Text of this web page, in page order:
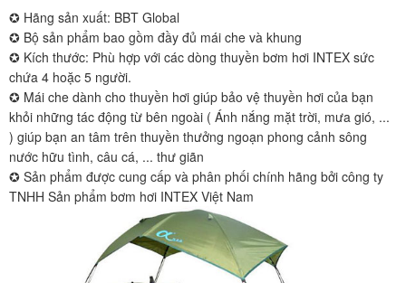
✪ Hãng sản xuất: BBT Global
✪ Bộ sản phẩm bao gồm đầy đủ mái che và khung
✪ Kích thước: Phù hợp với các dòng thuyền bơm hơi INTEX sức
chứa 4 hoặc 5 người.
✪ Mái che dành cho thuyền hơi giúp bảo vệ thuyền hơi của bạn
khỏi những tác động từ bên ngoài ( Ánh nắng mặt trời, mưa gió, ...
) giúp bạn an tâm trên thuyền thưởng ngoạn phong cảnh sông
nước hữu tình, câu cá, ... thư giãn
✪ Sản phẩm được cung cấp và phân phối chính hãng bởi công ty
TNHH Sản phẩm bơm hơi INTEX Việt Nam